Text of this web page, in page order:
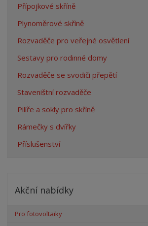
Přípojkové skříně
Plynoměrové skříně
Rozvaděče pro veřejné osvětlení
Sestavy pro rodinné domy
Rozvaděče se svodiči přepětí
Staveništní rozvaděče
Pilíře a sokly pro skříně
Rámečky s dvířky
Příslušenství
Akční nabídky
Pro fotovoltaiky